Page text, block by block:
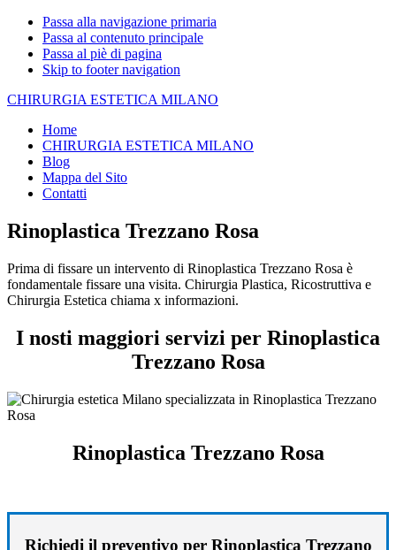
Passa alla navigazione primaria
Passa al contenuto principale
Passa al piè di pagina
Skip to footer navigation
CHIRURGIA ESTETICA MILANO
Home
CHIRURGIA ESTETICA MILANO
Blog
Mappa del Sito
Contatti
Rinoplastica Trezzano Rosa
Prima di fissare un intervento di Rinoplastica Trezzano Rosa è
fondamentale fissare una visita. Chirurgia Plastica, Ricostruttiva e
Chirurgia Estetica chiama x informazioni.
I nosti maggiori servizi per Rinoplastica
Trezzano Rosa
Rinoplastica Trezzano Rosa
Richiedi il preventivo per Rinoplastica Trezzano